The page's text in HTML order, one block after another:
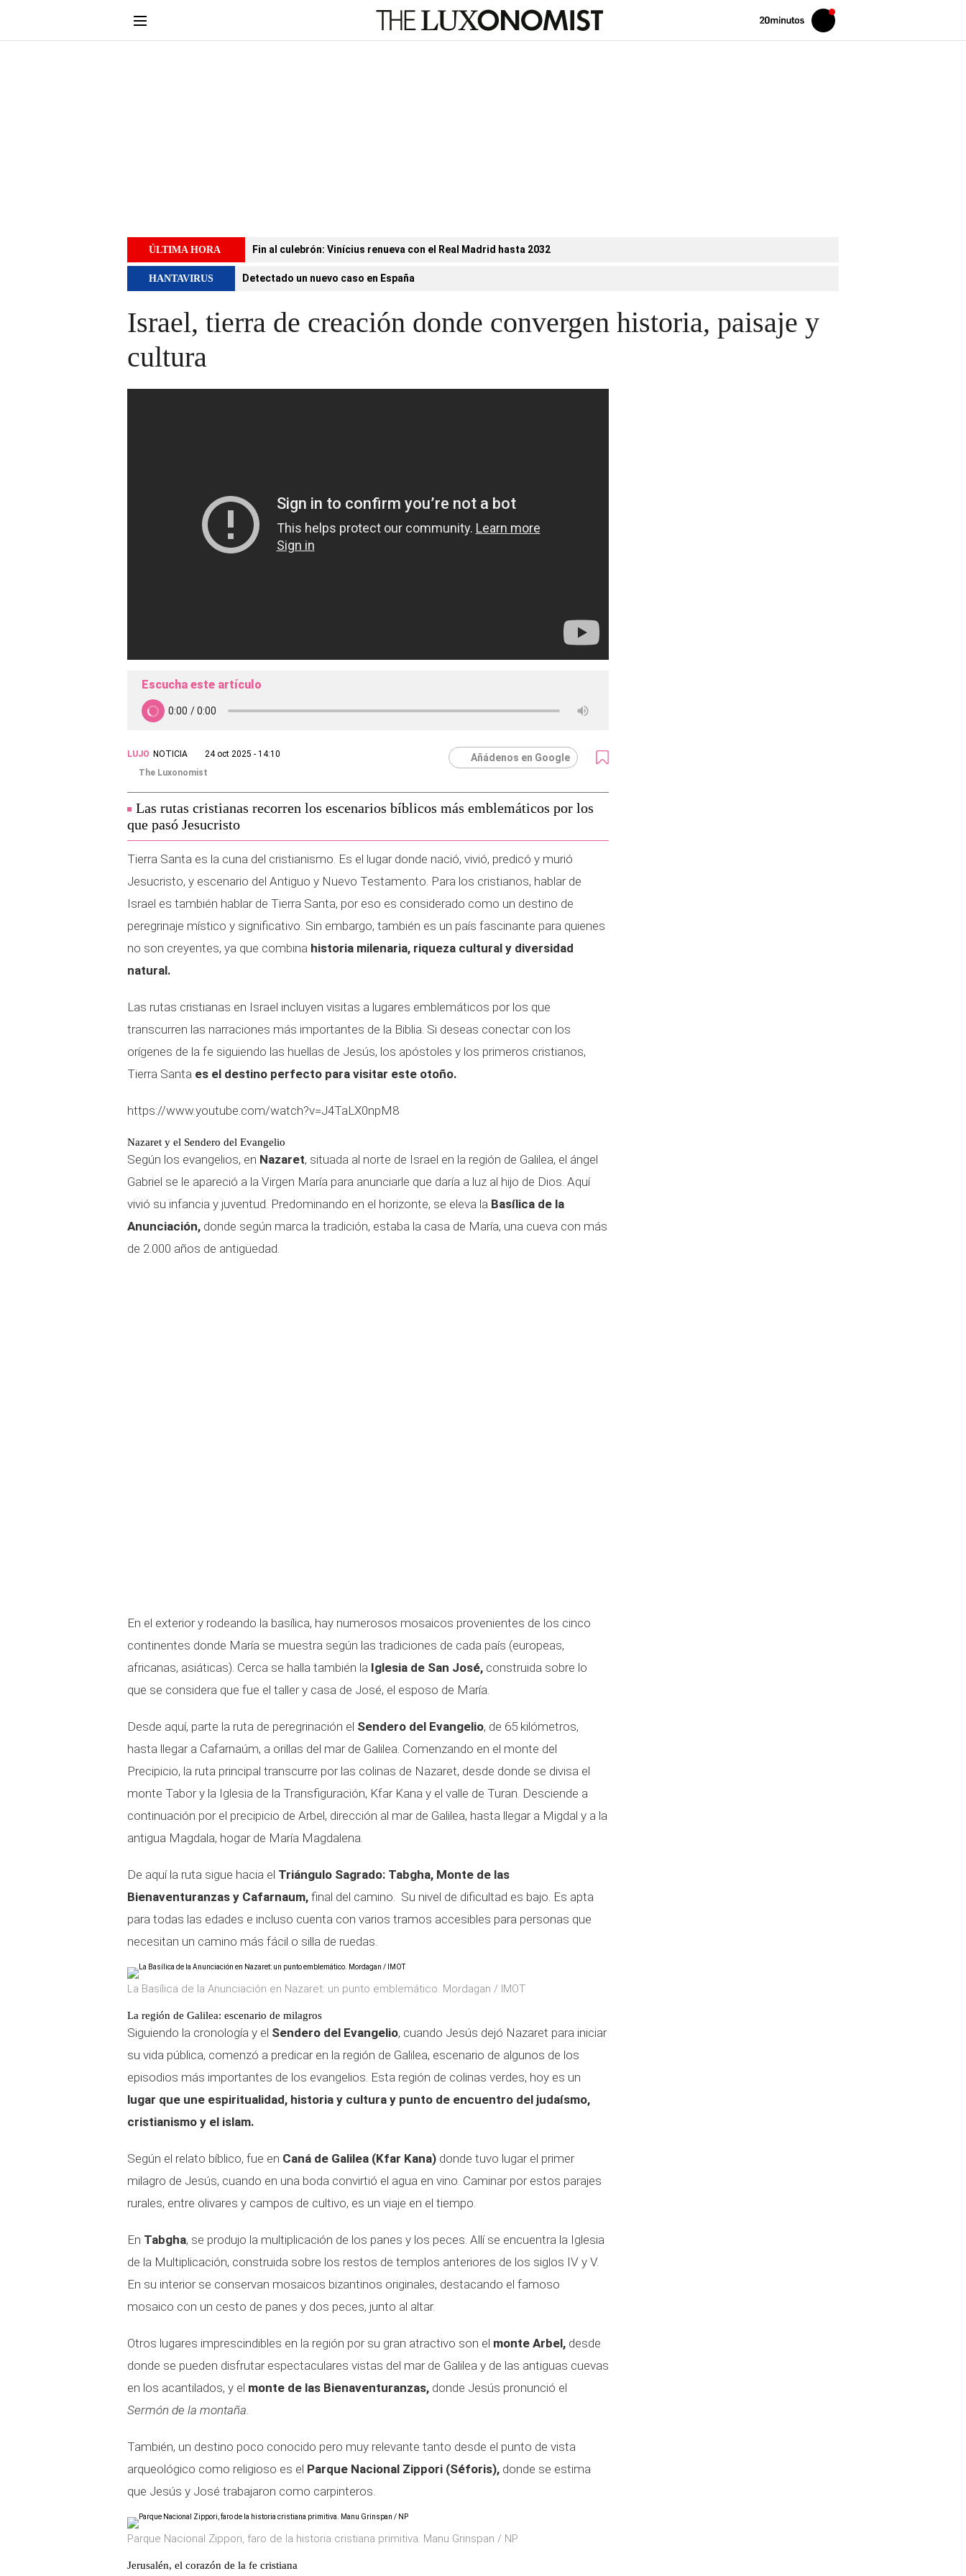
Volver
Iniciar
sesión
ÚLTIMA HORA Fin al culebrón: Vinícius renueva con el Real Madrid hasta 2032
HANTAVIRUS Detectado un nuevo caso en España
Israel, tierra de creación donde convergen historia, paisaje y
cultura
Escucha este artículo
LUJO NOTICIA
24 oct 2025 - 14:10
The Luxonomist
Añádenos en Google
Las rutas cristianas recorren los escenarios bíblicos más emblemáticos por los
que pasó Jesucristo
Tierra Santa es la cuna del cristianismo. Es el lugar donde nació, vivió, predicó y murió
Jesucristo, y escenario del Antiguo y Nuevo Testamento. Para los cristianos, hablar de
Israel es también hablar de Tierra Santa, por eso es considerado como un destino de
peregrinaje místico y significativo. Sin embargo, también es un país fascinante para quienes
no son creyentes, ya que combina historia milenaria, riqueza cultural y diversidad
natural.
Las rutas cristianas en Israel incluyen visitas a lugares emblemáticos por los que
transcurren las narraciones más importantes de la Biblia. Si deseas conectar con los
orígenes de la fe siguiendo las huellas de Jesús, los apóstoles y los primeros cristianos,
Tierra Santa es el destino perfecto para visitar este otoño.
https://www.youtube.com/watch?v=J4TaLX0npM8
Nazaret y el Sendero del Evangelio
Según los evangelios, en Nazaret, situada al norte de Israel en la región de Galilea, el ángel
Gabriel se le apareció a la Virgen María para anunciarle que daría a luz al hijo de Dios. Aquí
vivió su infancia y juventud. Predominando en el horizonte, se eleva la Basílica de la
Anunciación, donde según marca la tradición, estaba la casa de María, una cueva con más
de 2.000 años de antigüedad.
En el exterior y rodeando la basílica, hay numerosos mosaicos provenientes de los cinco
continentes donde María se muestra según las tradiciones de cada país (europeas,
africanas, asiáticas). Cerca se halla también la Iglesia de San José, construida sobre lo
que se considera que fue el taller y casa de José, el esposo de María.
Desde aquí, parte la ruta de peregrinación el Sendero del Evangelio, de 65 kilómetros,
hasta llegar a Cafarnaúm, a orillas del mar de Galilea. Comenzando en el monte del
Precipicio, la ruta principal transcurre por las colinas de Nazaret, desde donde se divisa el
monte Tabor y la Iglesia de la Transfiguración, Kfar Kana y el valle de Turan. Desciende a
continuación por el precipicio de Arbel, dirección al mar de Galilea, hasta llegar a Migdal y a la
antigua Magdala, hogar de María Magdalena.
De aquí la ruta sigue hacia el Triángulo Sagrado: Tabgha, Monte de las
Bienaventuranzas y Cafarnaum, final del camino. Su nivel de dificultad es bajo. Es apta
para todas las edades e incluso cuenta con varios tramos accesibles para personas que
necesitan un camino más fácil o silla de ruedas.
La Basílica de la Anunciación en Nazaret: un punto emblemático. Mordagan / IMOT
La región de Galilea: escenario de milagros
Siguiendo la cronología y el Sendero del Evangelio, cuando Jesús dejó Nazaret para iniciar
su vida pública, comenzó a predicar en la región de Galilea, escenario de algunos de los
episodios más importantes de los evangelios. Esta región de colinas verdes, hoy es un
lugar que une espiritualidad, historia y cultura y punto de encuentro del judaísmo,
cristianismo y el islam.
Según el relato bíblico, fue en Caná de Galilea (Kfar Kana) donde tuvo lugar el primer
milagro de Jesús, cuando en una boda convirtió el agua en vino. Caminar por estos parajes
rurales, entre olivares y campos de cultivo, es un viaje en el tiempo.
En Tabgha, se produjo la multiplicación de los panes y los peces. Allí se encuentra la Iglesia
de la Multiplicación, construida sobre los restos de templos anteriores de los siglos IV y V.
En su interior se conservan mosaicos bizantinos originales, destacando el famoso
mosaico con un cesto de panes y dos peces, junto al altar.
Otros lugares imprescindibles en la región por su gran atractivo son el monte Arbel, desde
donde se pueden disfrutar espectaculares vistas del mar de Galilea y de las antiguas cuevas
en los acantilados, y el monte de las Bienaventuranzas, donde Jesús pronunció el
Sermón de la montaña.
También, un destino poco conocido pero muy relevante tanto desde el punto de vista
arqueológico como religioso es el Parque Nacional Zippori (Séforis), donde se estima
que Jesús y José trabajaron como carpinteros.
Parque Nacional Zippori, faro de la historia cristiana primitiva. Manu Grinspan / NP
Jerusalén, el corazón de la fe cristiana